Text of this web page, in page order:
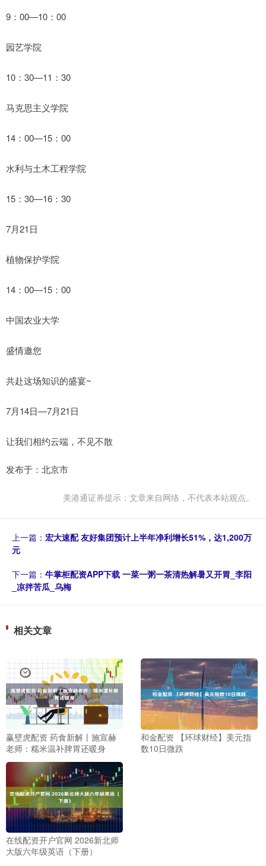
9：00—10：00
园艺学院
10：30—11：30
马克思主义学院
14：00—15：00
水利与土木工程学院
15：30—16：30
7月21日
植物保护学院
14：00—15：00
中国农业大学
盛情邀您
共赴这场知识的盛宴~
7月14日—7月21日
让我们相约云端，不见不散
发布于：北京市
美港通证券提示：文章来自网络，不代表本站观点。
上一篇： 宏大速配 友好集团预计上半年净利增长51%，达1,200万
元
下一篇： 牛掌柜配资APP下载 一菜一粥一茶清热解暑又开胃_李阳
_凉拌苦瓜_乌梅
相关文章
赢壁虎配资 药食新解丨施宣赫
老师：糯米温补脾胃还暖身
和金配资 【环球财经】美元指
数10日微跌
在线配资开户官网 2026新北师
大版六年级英语（下册）